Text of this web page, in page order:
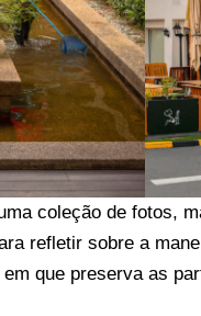
coleção de fotos,
refletir sobre a
que preserva as